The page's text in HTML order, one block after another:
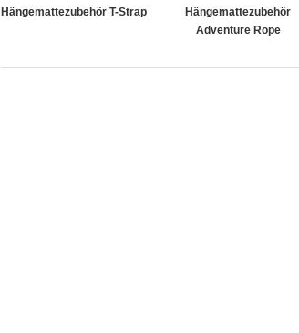
Hängemattezubehör T-Strap
Hängemattezubehör
Adventure Rope